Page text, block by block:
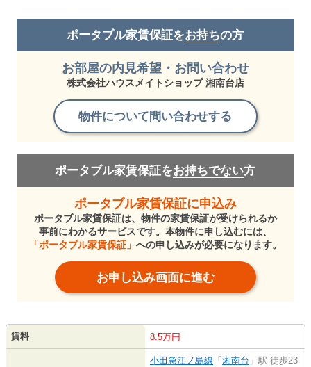
ポータブル家賃保証をお持ちの方
お部屋の内見希望・お問い合わせ
株式会社ハウスメイトショップ 湘南台店
物件について問い合わせする
ポータブル家賃保証をお持ちでない方
ポータブル家賃保証に申込み
ポータブル家賃保証は、物件の家賃保証が受けられるか
事前にわかるサービスです。本物件に申し込むには、
「ポータブル家賃保証」 への申し込みが必要になります。
お申し込み画面に進む
賃料 8.5万円
小田急江ノ島線 「湘南台 」駅 徒歩23